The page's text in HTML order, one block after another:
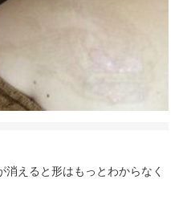
えると形はもっとわからなく